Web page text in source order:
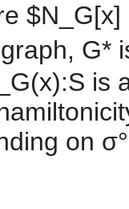
G*
is
on